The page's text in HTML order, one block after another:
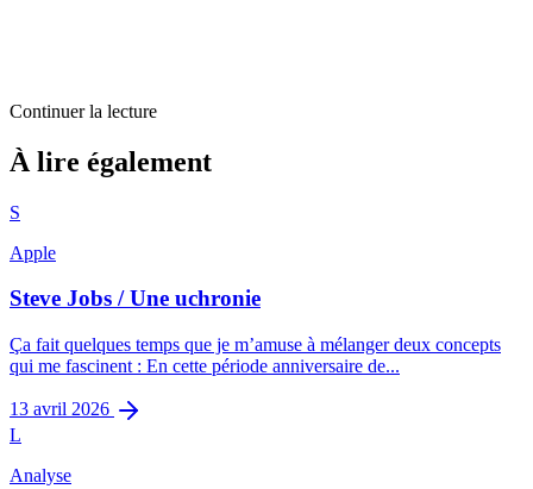
Continuer la lecture
À lire également
S
Apple
Steve Jobs / Une uchronie
Ça fait quelques temps que je m’amuse à mélanger deux concepts
qui me fascinent : En cette période anniversaire de...
13 avril 2026
L
Analyse